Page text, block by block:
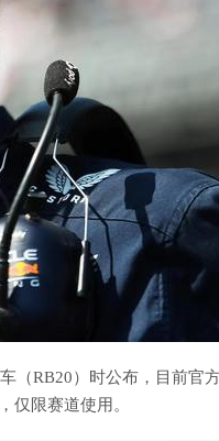
（RB20）时公布，目前官
仅限赛道使用。